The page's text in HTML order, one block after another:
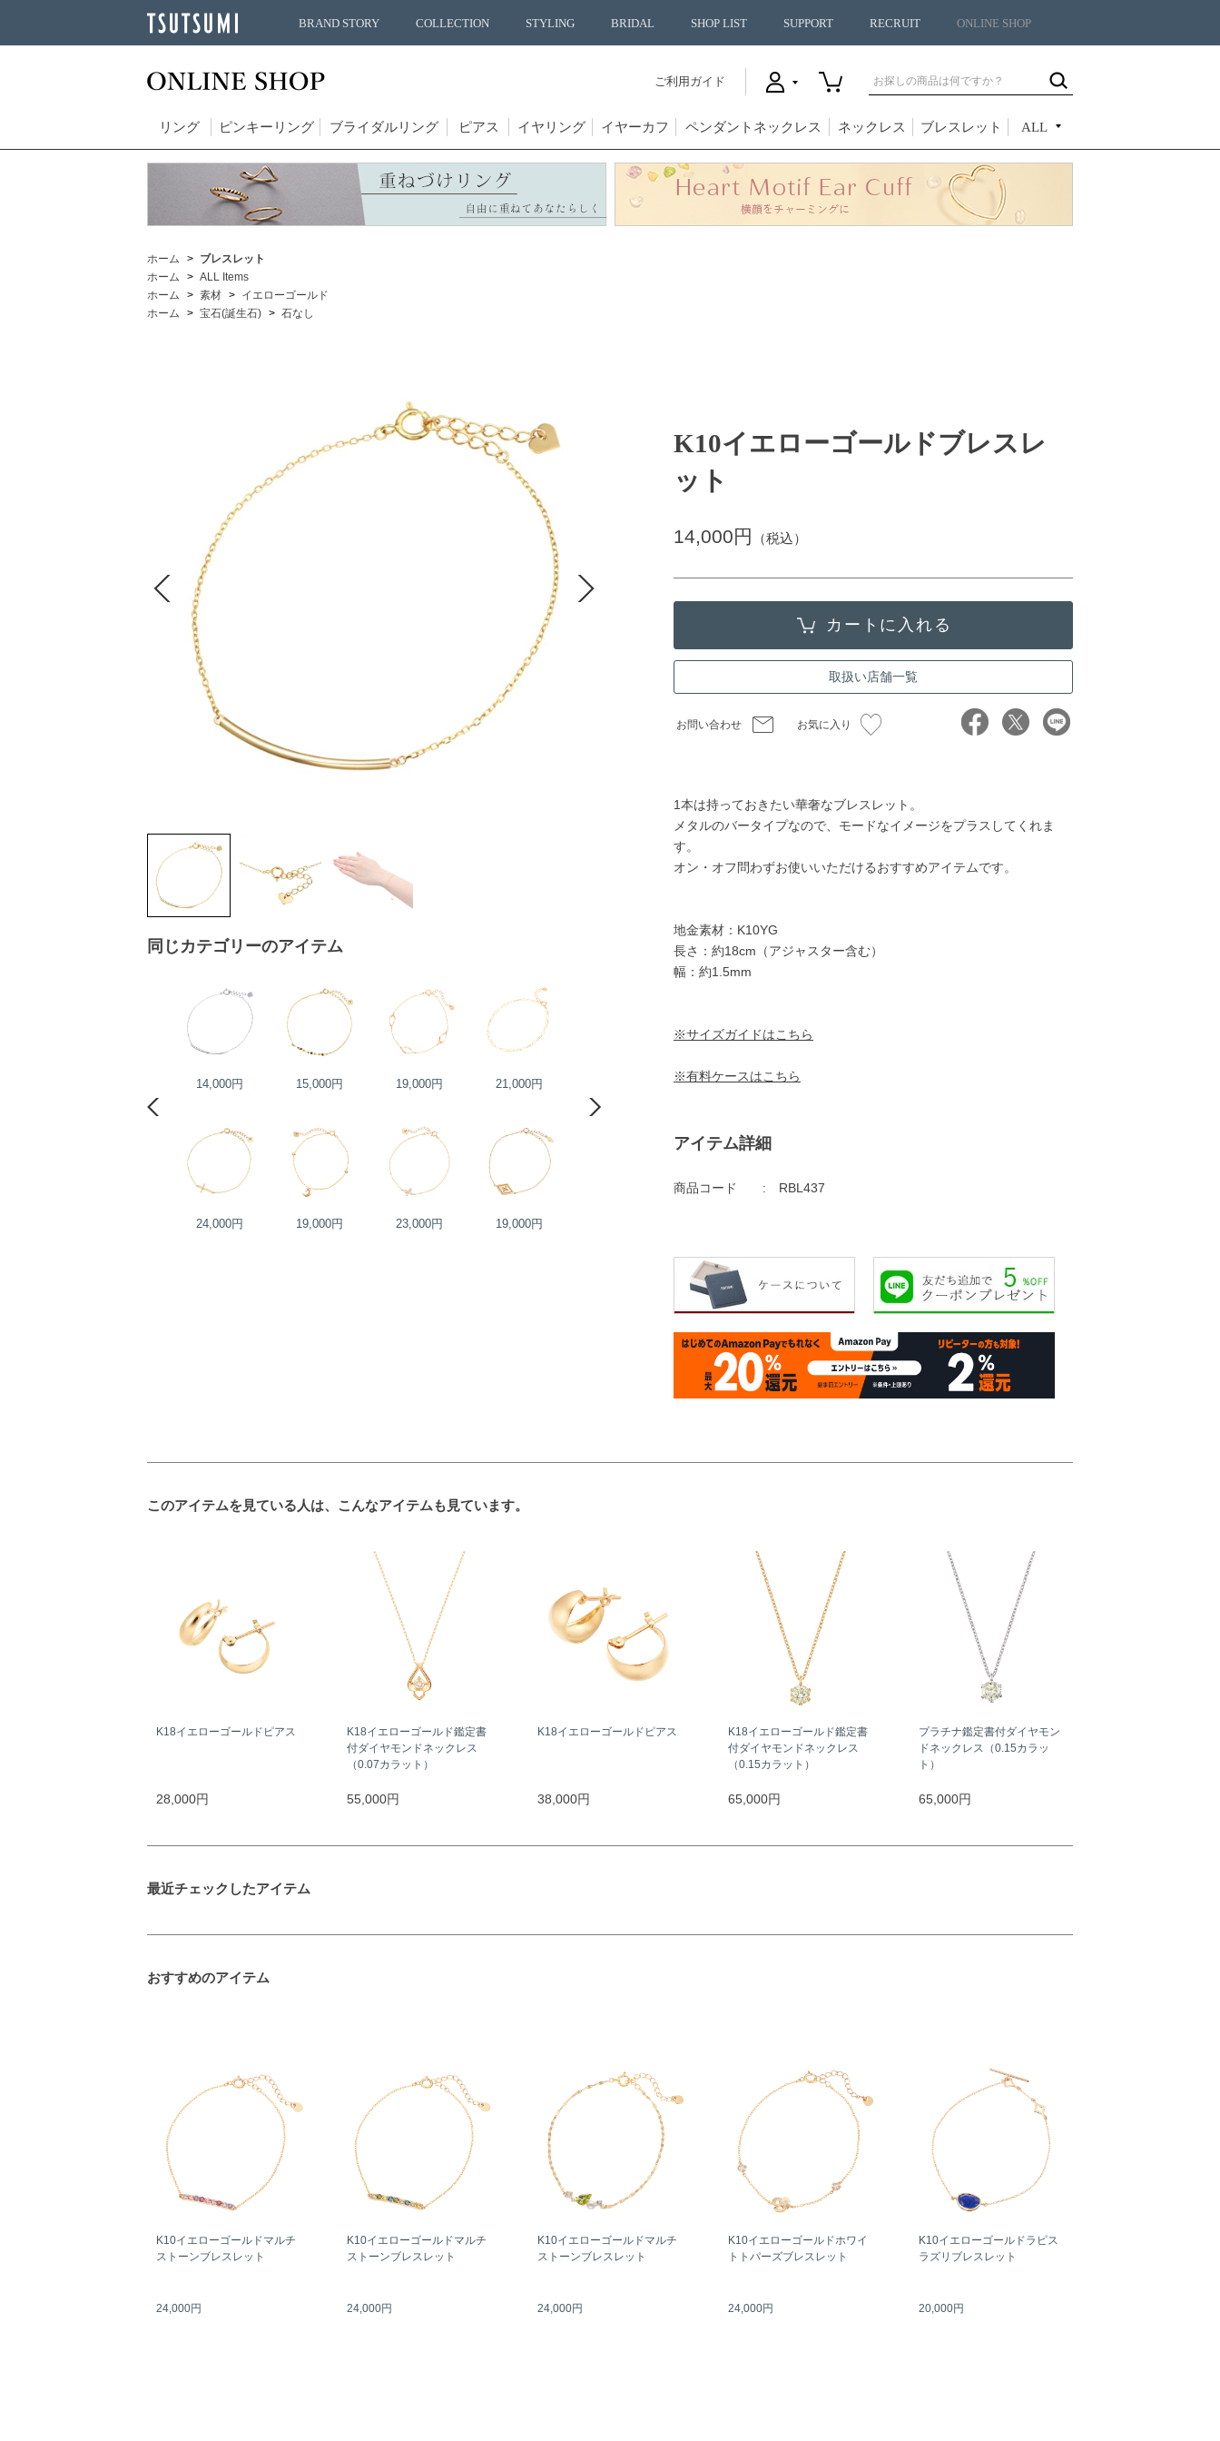
BRAND STORY COLLECTION STYLING BRIDAL SHOP LIST SUPPORT RECRUIT ONLINE SHOP
ご利用ガイド
リング ピンキーリング ブライダルリング ピアス イヤリング イヤーカフ ペンダントネックレス ネックレス ブレスレット ALL
ホーム
ブレスレット
ホーム
ALL Items
ホーム
素材
イエローゴールド
ホーム
宝石(誕生石) 石なし
同じカテゴリーのアイテム
14,000円 15,000円 19,000円 21,000円
24,000円 19,000円 23,000円 19,000円
13,000円 13,000円
K10イエローゴールドブレスレ
ット
14,000円 （税込）
取扱い店舗一覧
お問い合わせ お気に入り
1本は持っておきたい華奢なブレスレット。
メタルのバータイプなので、モードなイメージをプラスしてくれま
す。
オン・オフ問わずお使いいただけるおすすめアイテムです。
地金素材：K10YG
長さ：約18cm（アジャスター含む）
幅：約1.5mm
※サイズガイドはこちら
※有料ケースはこちら
アイテム詳細
商品コード RBL437
このアイテムを見ている人は、こんなアイテムも見ています。
K18イエローゴールドピアス
28,000円
K18イエローゴールド鑑定書
付ダイヤモンドネックレス
（0.07カラット）
55,000円
K18イエローゴールドピアス
38,000円
K18イエローゴールド鑑定書
付ダイヤモンドネックレス
（0.15カラット）
65,000円
プラチナ鑑定書付ダイヤモン
ドネックレス（0.15カラッ
ト）
65,000円
最近チェックしたアイテム
おすすめのアイテム
K10イエローゴールドマルチ
ストーンブレスレット
24,000円
K10イエローゴールドマルチ
ストーンブレスレット
24,000円
K10イエローゴールドマルチ
ストーンブレスレット
24,000円
K10イエローゴールドホワイ
トトパーズブレスレット
24,000円
K10イエローゴールドラピス
ラズリブレスレット
20,000円